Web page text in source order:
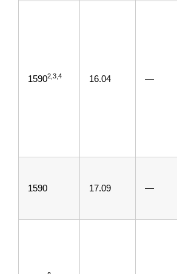
15902,3,4 16.04 —
1590 17.09 —